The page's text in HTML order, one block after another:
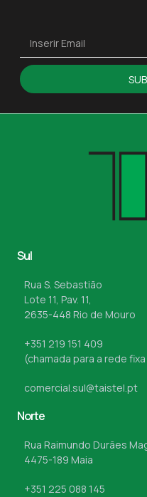
Sul
Rua S. Sebastião
Lote 11, Pav. 11,
2635-448 Rio de Mouro
+351 219 151 409
(chamada para a rede
comercial.sul@taistel.pt
Norte
Rua Raimundo Durães
4475-189 Maia
+351 225 088 145